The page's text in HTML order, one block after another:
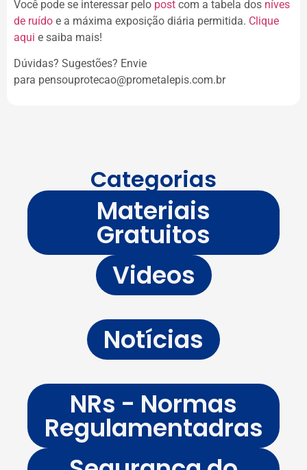
Você pode se interessar pelo post com a tabela dos níves
de ruído e a máxima exposição diária permitida. Clique
aqui e saiba mais!
Dúvidas? Sugestões? Envie
para pensouprotecao@prometalepis.com.br
Categorias
Materiais
Gratuitos
Videos
Notícias
NRs - Normas
Regulamentadras